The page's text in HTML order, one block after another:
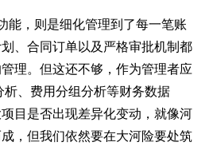
能，则是细化管理到了每一笔账
、合同订单以及严格审批机制都
理。但这还不够，作为管理者应
、费用分组分析等财务数据
目是否出现差异化变动，就像河
，但我们依然要在大河险要处筑